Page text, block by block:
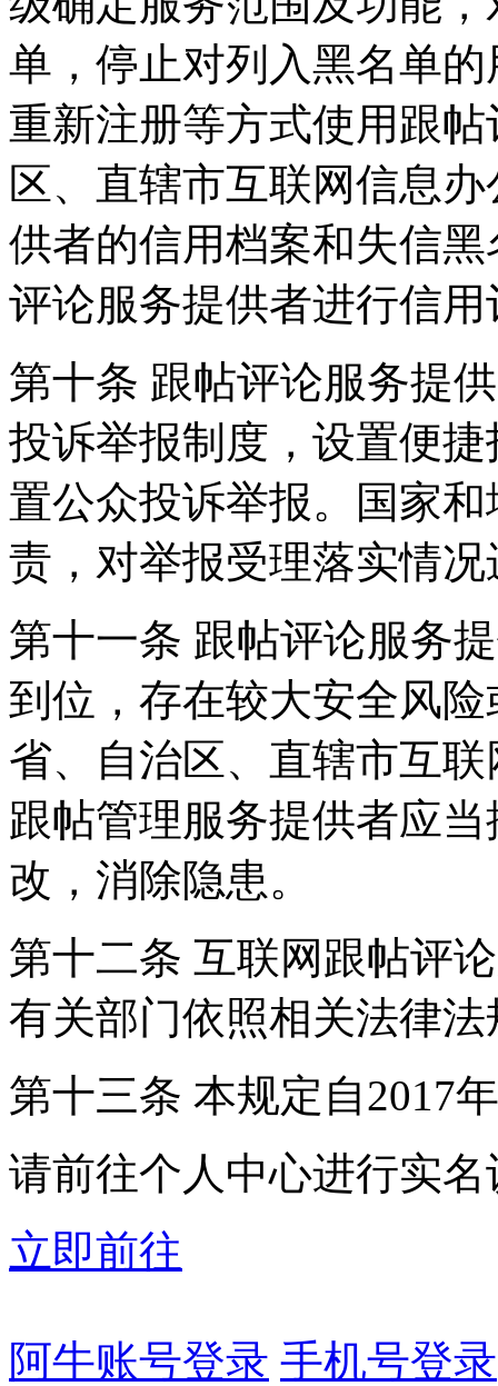
单，停止对列入黑名单
重新注册等方式使用跟
区、直辖市互联网信息
供者的信用档案和失信
评论服务提供者进行信用
第十条 跟帖评论服务提
投诉举报制度，设置便
置公众投诉举报。国家
责，对举报受理落实情
第十一条 跟帖评论服务
到位，存在较大安全风
省、自治区、直辖市互
跟帖管理服务提供者应
改，消除隐患。
第十二条 互联网跟帖评
有关部门依照相关法律
第十三条 本规定自2017
请前往个人中心进行实名
立即前往
阿牛账号登录 手机号登录